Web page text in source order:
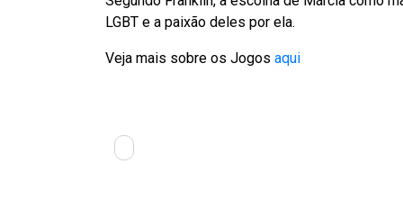
LGBT e a paixão deles por ela.
Veja mais sobre os Jogos aqui